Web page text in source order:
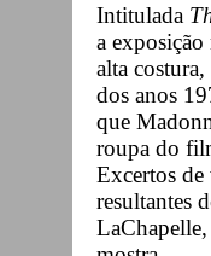
Intitulada
a exposição
alta
dos anos
que
roupa do
Excertos
resultantes